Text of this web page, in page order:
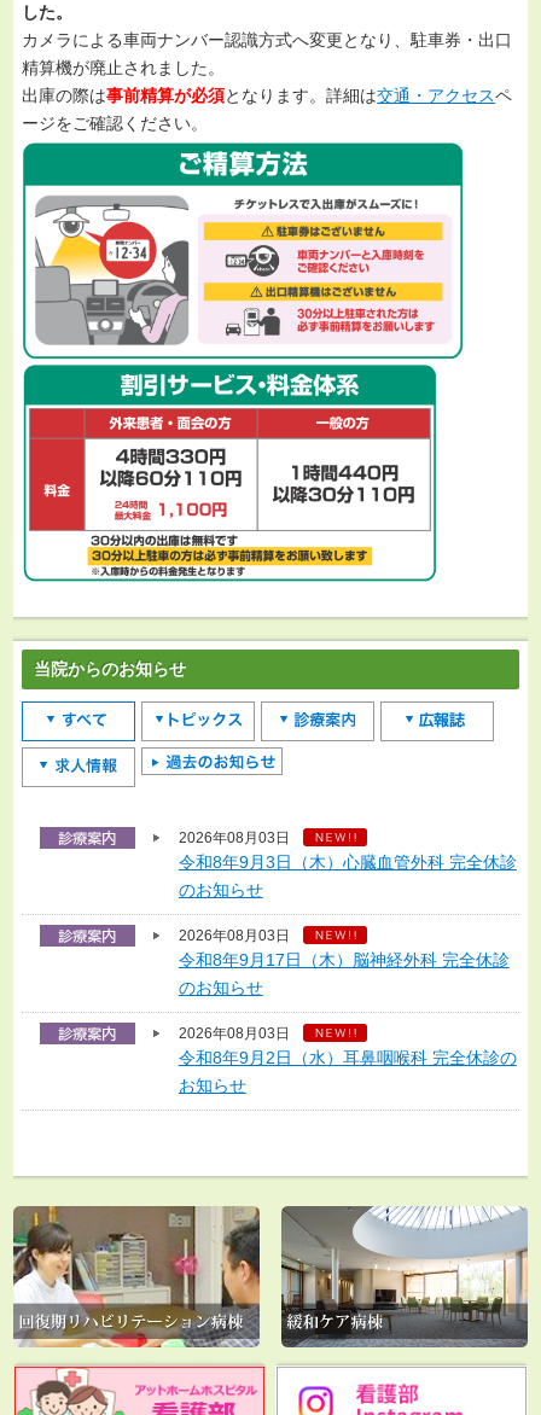
した。
カメラによる車両ナンバー認識方式へ変更となり、駐車券・出口
精算機が廃止されました。
出庫の際は事前精算が必須となります。詳細は交通・アクセスペ
ージをご確認ください。
当院からのお知らせ
2026年08月03日
令和8年9月3日（木）心臓血管外科 完全休診
のお知らせ
2026年08月03日
令和8年9月17日（木）脳神経外科 完全休診
のお知らせ
2026年08月03日
令和8年9月2日（水）耳鼻咽喉科 完全休診の
お知らせ
せ
2026年08月03日
令和8年9月10日（木）産科 完全休診のお知
らせ
2026年07月27日
【12枠限定！】赤ちゃんの頭のかたち 無料